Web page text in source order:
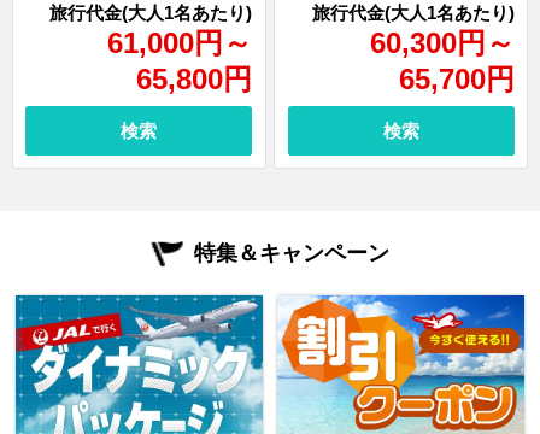
61,000円 ～
65,800円
検索
60,300円 ～
65,700円
検索
特集＆キャンペーン